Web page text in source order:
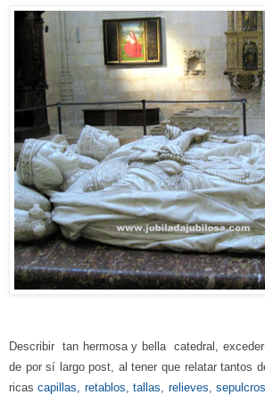
Describir tan hermosa y bella catedral,
de por sí largo post, al tener que relatartantos
ricascapillas, retablos, tallas, relieves,